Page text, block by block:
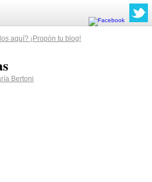
aquí? ¡Propón tu blog!
Bertoni